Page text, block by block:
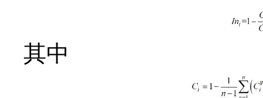
其中